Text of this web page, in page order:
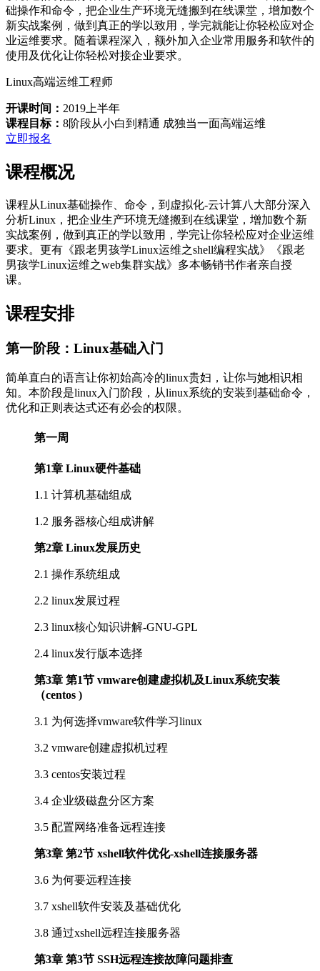
础操作和命令，把企业生产环境无缝搬到在线课堂，增加数个
新实战案例，做到真正的学以致用，学完就能让你轻松应对企
业运维要求。随着课程深入，额外加入企业常用服务和软件的
使用及优化让你轻松对接企业要求。
Linux高端运维工程师
开课时间： 2019上半年
课程目标： 8阶段从小白到精通 成独当一面高端运维
立即报名
课程概况
课程从Linux基础操作、命令，到虚拟化-云计算八大部分深入
分析Linux，把企业生产环境无缝搬到在线课堂，增加数个新
实战案例，做到真正的学以致用，学完让你轻松应对企业运维
要求。更有《跟老男孩学Linux运维之shell编程实战》《跟老
男孩学Linux运维之web集群实战》多本畅销书作者亲自授
课。
课程安排
第一阶段：Linux基础入门
简单直白的语言让你初始高冷的linux贵妇，让你与她相识相
知。本阶段是linux入门阶段，从linux系统的安装到基础命令，
优化和正则表达式还有必会的权限。
第一周
第1章 Linux硬件基础
1.1 计算机基础组成
1.2 服务器核心组成讲解
第2章 Linux发展历史
2.1 操作系统组成
2.2 linux发展过程
2.3 linux核心知识讲解-GNU-GPL
2.4 linux发行版本选择
第3章 第1节 vmware创建虚拟机及Linux系统安装
（centos )
3.1 为何选择vmware软件学习linux
3.2 vmware创建虚拟机过程
3.3 centos安装过程
3.4 企业级磁盘分区方案
3.5 配置网络准备远程连接
第3章 第2节 xshell软件优化-xshell连接服务器
3.6 为何要远程连接
3.7 xshell软件安装及基础优化
3.8 通过xshell远程连接服务器
第3章 第3节 SSH远程连接故障问题排查